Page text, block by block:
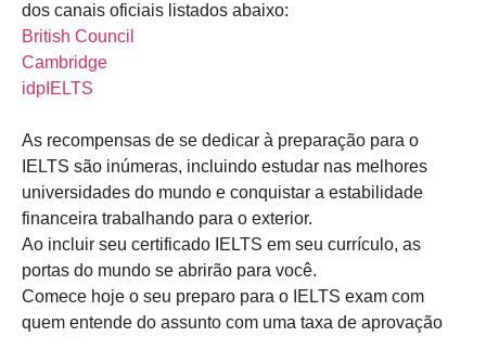
dos canais oficiais listados abaixo:
British Council
Cambridge
idpIELTS
As recompensas de se dedicar à preparação para o
IELTS são inúmeras, incluindo estudar nas melhores
universidades do mundo e conquistar a estabilidade
financeira trabalhando para o exterior.
Ao incluir seu certificado IELTS em seu currículo, as
portas do mundo se abrirão para você.
Comece hoje o seu preparo para o IELTS exam com
quem entende do assunto com uma taxa de aprovação